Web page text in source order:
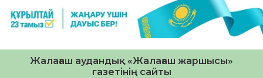
Жалағаш аудандық «Жалағаш жаршысы»
газетінің сайты